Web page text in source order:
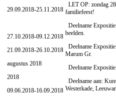
29.09.2018-25.11.2018
27.10.2018-09.12.2018
21.09.2018-26.10.2018
augustus 2018
2018
09.06.2018-16.09.2018
LET OP: zondag
familiefeest!
Deelname
beelden.
Deelname
Marum Gr.
Deelname
Deelname aan:
Westerkade,